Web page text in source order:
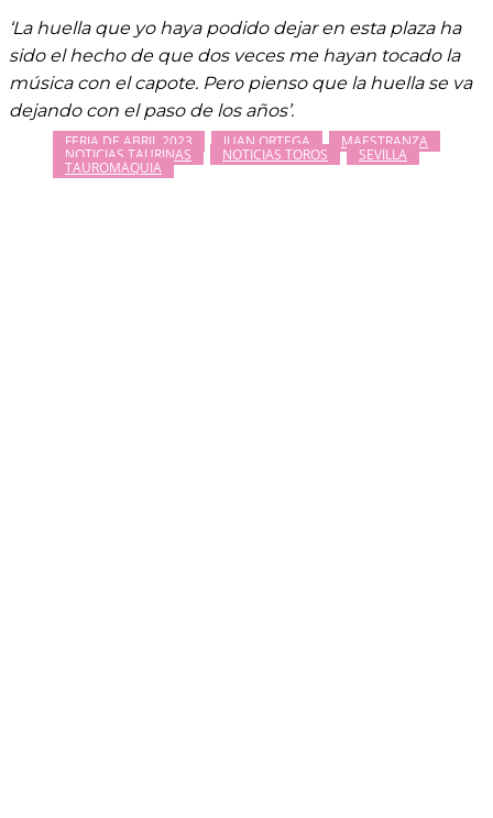
‘La huella que yo haya podido dejar en esta plaza ha
sido el hecho de que dos veces me hayan tocado la
música con el capote. Pero pienso que la huella se va
dejando con el paso de los años’.
FERIA DE ABRIL 2023 JUAN ORTEGA MAESTRANZA
NOTICIAS TAURINAS NOTICIAS TOROS SEVILLA
TAUROMAQUIA